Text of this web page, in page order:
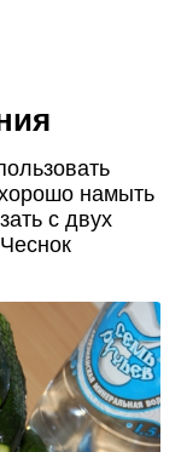
намыть
с двух